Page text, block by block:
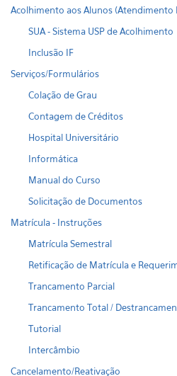
Acolhimento aos Alunos (Atendimento
SUA - Sistema USP de Acolhimento
Inclusão IF
Serviços/Formulários
Colação de Grau
Contagem de Créditos
Hospital Universitário
Informática
Manual do Curso
Solicitação de Documentos
Matrícula - Instruções
Matrícula Semestral
Retificação de Matrícula e
Trancamento Parcial
Trancamento Total /
Tutorial
Intercâmbio
Cancelamento/Reativação